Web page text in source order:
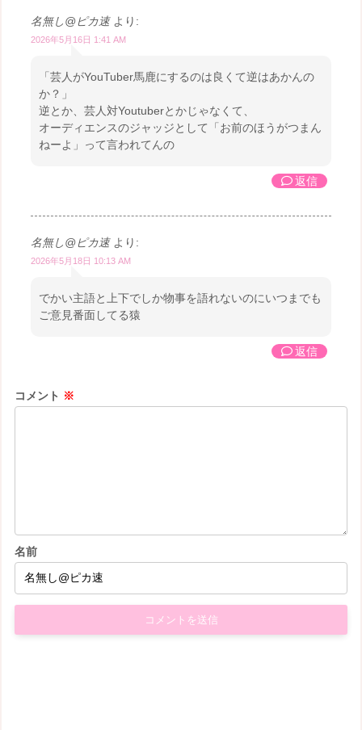
名無し@ピカ速 より:
2026年5月16日 1:41 AM
「芸人がYouTuber馬鹿にするのは良くて逆はあかんの
か？」
逆とか、芸人対Youtuberとかじゃなくて、
オーディエンスのジャッジとして「お前のほうがつまん
ねーよ」って言われてんの
返信
名無し@ピカ速 より:
2026年5月18日 10:13 AM
でかい主語と上下でしか物事を語れないのにいつまでも
ご意見番面してる猿
返信
コメント ※
名前